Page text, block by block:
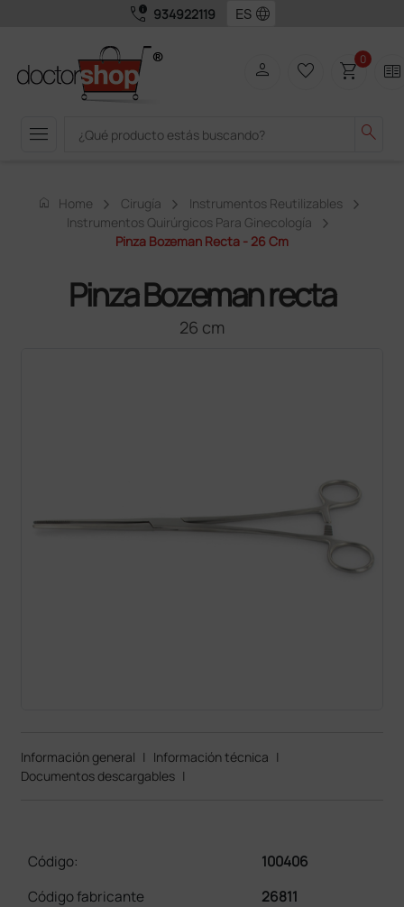
call_quality 934922119 language
menu search
person favorite_border shopping_cart0 two_pager
home Home Cirugía
Instrumentos Reutilizables
Instrumentos Quirúrgicos Para Ginecología
Pinza Bozeman Recta - 26 Cm
Pinza Bozeman recta
26 cm
Información general | Información técnica |
Documentos descargables |
Código:
100406
Código fabricante
26811